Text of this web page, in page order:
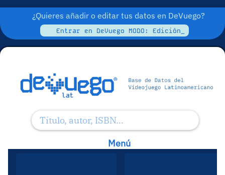
¿Quieres añadir o editar tus datos en DeVuego?
Entrar en DeVuego MODO: Edición_
Menú